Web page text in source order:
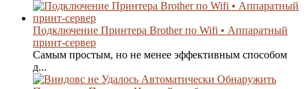
Подключение Принтера Brother по Wifi • Аппаратный
принт-сервер
Самым простым, но не менее эффективным способом
д...